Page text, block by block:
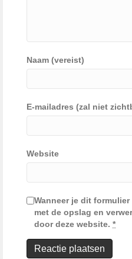
Naam (vereist)
E-mailadres (zal niet
Website
Wanneer je dit
met de opslag en
door deze website. *